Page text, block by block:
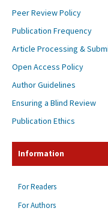
Peer Review Policy
Publication Frequency
Article Processing &
Open Access Policy
Author Guidelines
Ensuring a Blind Review
Publication Ethics
Information
For Readers
For Authors